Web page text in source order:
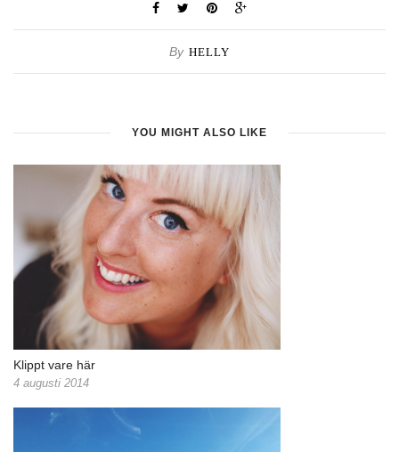
By HELLY
YOU MIGHT ALSO LIKE
Klippt vare här
4 augusti 2014